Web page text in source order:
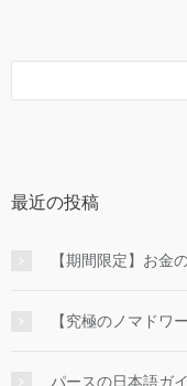
最近の投稿
【期間限定】お金
【究極のノマドワ
パースの日本語ガ